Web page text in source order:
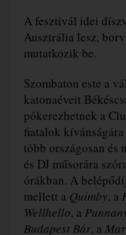
A fesztivál idei
Ausztrália lesz,
mutatkozik be.
Szombaton este a
katonaéveit
pókerezhetnek a
fiatalok
több országosan és
és DJ műsorára
órákban. A
mellett a Quimby, a
Wellhello, a
Budapest Bár, a